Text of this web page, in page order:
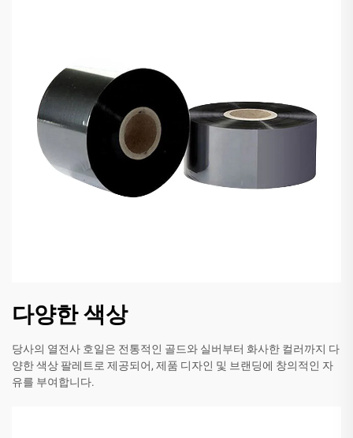
다양한 색상
당사의 열전사 호일은 전통적인 골드와 실버부터 화사한 컬러까지 다
양한 색상 팔레트로 제공되어, 제품 디자인 및 브랜딩에 창의적인 자
유를 부여합니다.